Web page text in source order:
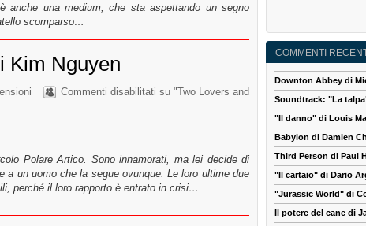
anche una medium, che sta aspettando un segno
scomparso…
Kim Nguyen
Commenti disabilitati su "Two Lovers and
Polare Artico. Sono innamorati, ma lei decide di
a un uomo che la segue ovunque. Le loro ultime due
perché il loro rapporto è entrato in crisi…
COMMENTI
Downton Abbey di
Soundtrack: "La
"Il danno" di Louis
Babylon di Damien
Third Person di Paul
"Il cartaio" di Dario
"Jurassic World" di
Il potere del cane di